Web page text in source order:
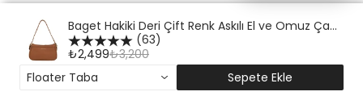
Baget Hakiki Deri Çift Renk Askılı El ve Omuz Çanta
(63)
₺2,499₺3,200
Floater Taba
Sepete Ekle